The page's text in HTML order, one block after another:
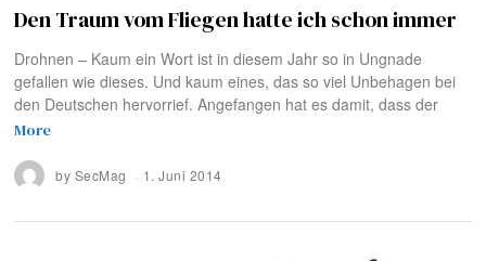
Den Traum vom Fliegen hatte ich schon immer
Drohnen – Kaum ein Wort ist in diesem Jahr so in Ungnade
gefallen wie dieses. Und kaum eines, das so viel Unbehagen bei
den Deutschen hervorrief. Angefangen hat es damit, dass der
More
by SecMag 1. Juni 2014